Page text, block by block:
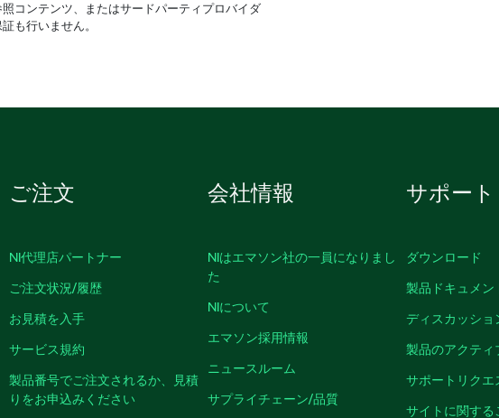
コンテンツ、またはサードパーティプロバイダ
も行いません。
ご注文
NI代理店パートナー
ご注文状況/履歴
お見積を入手
サービス規約
製品番号でご注文されるか、見積
りをお申込みください
会社情報
NIはエマソン社の一員になりまし
た
NIについて
エマソン採用情報
ニュースルーム
サプライチェーン/品質
サポート
ダウンロード
製品ドキュメン
ディスカッショ
製品のアクティ
サポートリクエ
サイトに関する